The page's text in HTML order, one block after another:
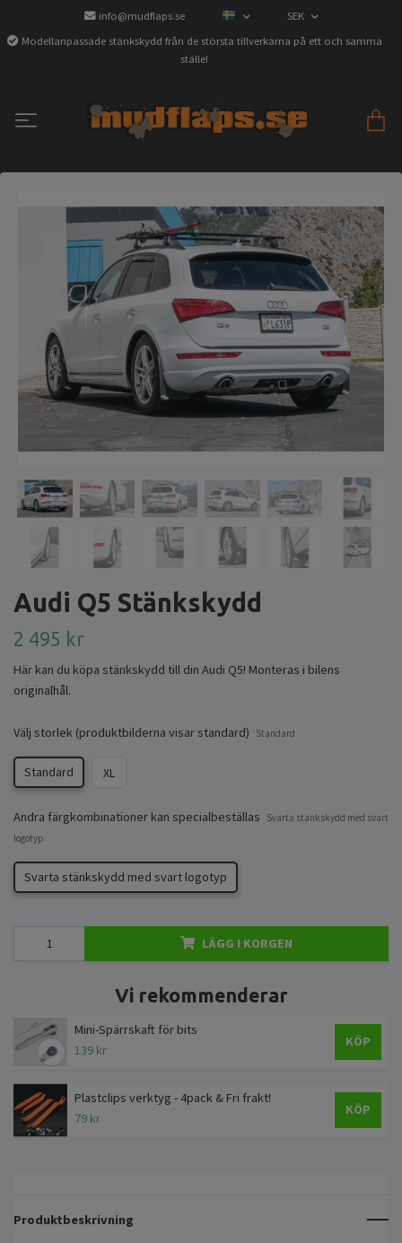
info@mudflaps.se
SEK
Modellanpassade stänkskydd från de största tillverkarna på ett och samma
ställe!
Audi Q5 Stänkskydd
2 495 kr
Här kan du köpa stänkskydd till din Audi Q5! Monteras i bilens
originalhål.
Välj storlek (produktbilderna visar standard) Standard
Standard XL
Andra färgkombinationer kan specialbeställas
Svarta stänkskydd med svart
logotyp
Svarta stänkskydd med svart logotyp
LÄGG I KORGEN
Vi rekommenderar
Mini-Spärrskaft för bits
139 kr
KÖP
Plastclips verktyg - 4pack & Fri frakt!
79 kr
KÖP
Produktbeskrivning